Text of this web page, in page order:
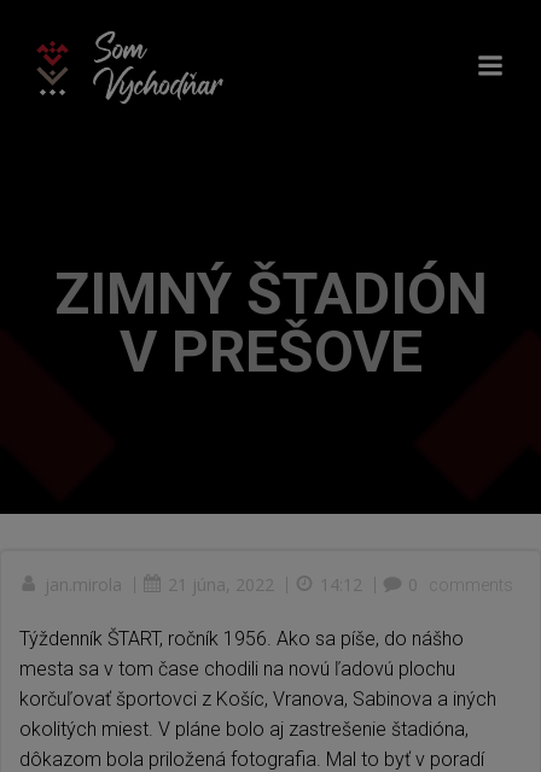
ZIMNÝ ŠTADIÓN
V PREŠOVE
jan.mirola | 21 júna, 2022 | 14:12 | 0 comments
Týždenník ŠTART, ročník 1956. Ako sa píše, do nášho
mesta sa v tom čase chodili na novú ľadovú plochu
korčuľovať športovci z Košíc, Vranova, Sabinova a iných
okolitých miest. V pláne bolo aj zastrešenie štadióna,
dôkazom bola priložená fotografia. Mal to byť v poradí